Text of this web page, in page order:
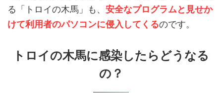
る「トロイの木馬」も、 安全なプログラムと見せか
けて利用者のパソコンに侵入してくるのです。
トロイの木馬に感染したらどうなる
の？